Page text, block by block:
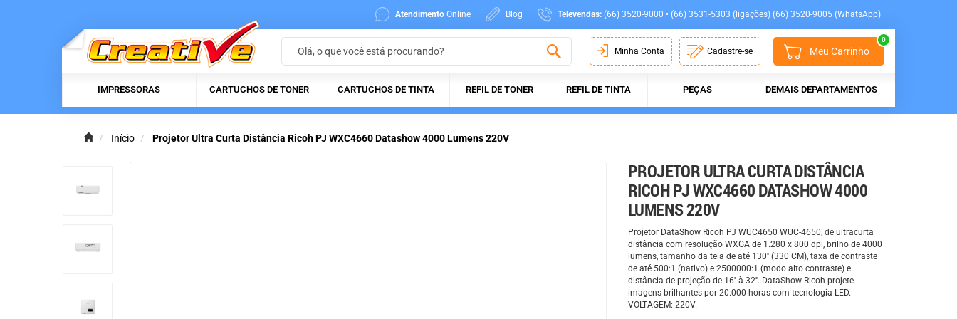
Atendimento Online Blog Televendas: (66) 3520-9000 • (66) 3531-5303 (ligações) (66) 3520-9005 (WhatsApp)
Minha Conta Cadastre-se Meu Carrinho
0
IMPRESSORAS CARTUCHOS DE TONER CARTUCHOS DE TINTA REFIL DE TONER REFIL DE TINTA PEÇAS DEMAIS DEPARTAMENTOS
Início Projetor Ultra Curta Distância Ricoh PJ WXC4660 Datashow 4000 Lumens 220V
PROJETOR ULTRA CURTA DISTÂNCIA
RICOH PJ WXC4660 DATASHOW 4000
LUMENS 220V
Projetor DataShow Ricoh PJ WUC4650 WUC-4650, de ultracurta
distância com resolução WXGA de 1.280 x 800 dpi, brilho de 4000
lumens, tamanho da tela de até 130'' (330 CM), taxa de contraste
de até 500:1 (nativo) e 2500000:1 (modo alto contraste) e
distância de projeção de 16'' à 32''. DataShow Ricoh projete
imagens brilhantes por 20.000 horas com tecnologia LED.
VOLTAGEM: 220V.